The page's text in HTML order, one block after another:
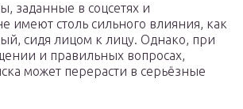
заданные в соцсетях и
имеют столь сильного влияния, как
сидя лицом к лицу. Однако, при
и правильных вопросах,
может перерасти в серьёзные